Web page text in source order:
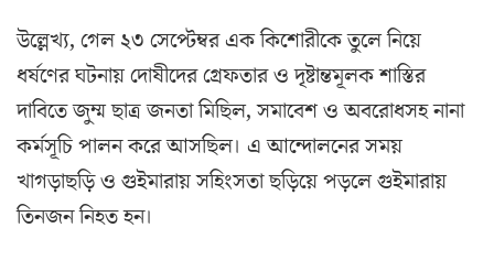
উল্লেখ্য, গেল ২৩ সেপ্টেম্বর এক কিশোরীকে তুলে নিয়ে
ধর্ষণের ঘটনায় দোষীদের গ্রেফতার ও দৃষ্টান্তমূলক শাস্তির
দাবিতে জুম্ম ছাত্র জনতা মিছিল, সমাবেশ ও অবরোধসহ নানা
কর্মসূচি পালন করে আসছিল। এ আন্দোলনের সময়
খাগড়াছড়ি ও গুইমারায় সহিংসতা ছড়িয়ে পড়লে গুইমারায়
তিনজন নিহত হন।